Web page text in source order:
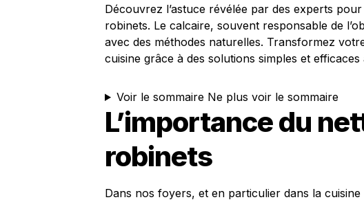
Découvrez l’astuce révélée par des experts
robinets. Le calcaire, souvent responsable de
avec des méthodes naturelles. Transformez
cuisine grâce à des solutions simples et efficaces
Voir le sommaire Ne plus voir le sommaire
L’importance du
robinets
Dans nos foyers, et en particulier dans la